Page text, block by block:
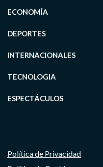
ECONOMÍA
DEPORTES
INTERNACIONALES
TECNOLOGIA
ESPECTÁCULOS
Política de Privacidad